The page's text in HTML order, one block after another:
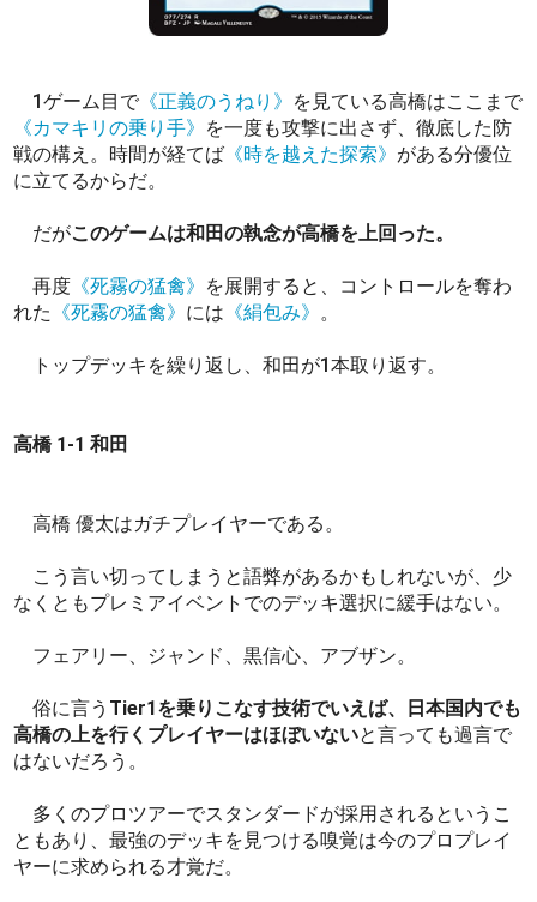
1ゲーム目で 《正義のうねり》 を見ている高橋はここまで
《カマキリの乗り手》 を一度も攻撃に出さず、徹底した防
戦の構え。時間が経てば 《時を越えた探索》 がある分優位
に立てるからだ。
だがこのゲームは和田の執念が高橋を上回った。
再度 《死霧の猛禽》 を展開すると、コントロールを奪わ
れた 《死霧の猛禽》 には 《絹包み》 。
トップデッキを繰り返し、和田が1本取り返す。
高橋 1-1 和田
高橋 優太はガチプレイヤーである。
こう言い切ってしまうと語弊があるかもしれないが、少
なくともプレミアイベントでのデッキ選択に緩手はない。
フェアリー、ジャンド、黒信心、アブザン。
俗に言う Tier1を乗りこなす技術でいえば、日本国内でも
高橋の上を行くプレイヤーはほぼいないと言っても過言で
はないだろう。
多くのプロツアーでスタンダードが採用されるというこ
ともあり、最強のデッキを見つける嗅覚は今のプロプレイ
ヤーに求められる才覚だ。